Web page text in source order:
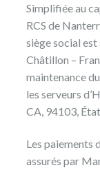
Simplifiée au
RCS de
siège social est
Châtillon –
maintenance
les serveurs
CA, 94103,
Les paiements
assurés par